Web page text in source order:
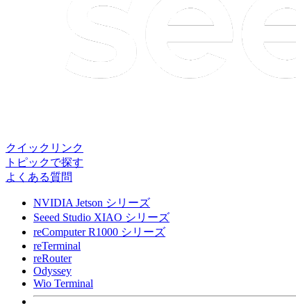
クイックリンク
トピックで探す
よくある質問
NVIDIA Jetson シリーズ
Seeed Studio XIAO シリーズ
reComputer R1000 シリーズ
reTerminal
reRouter
Odyssey
Wio Terminal